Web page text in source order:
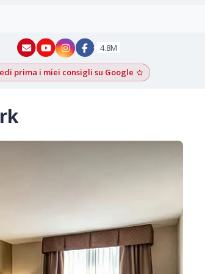
New York - YouTube
New York - Instagram
4.8M
prima i miei consigli su Google Aggiungi come